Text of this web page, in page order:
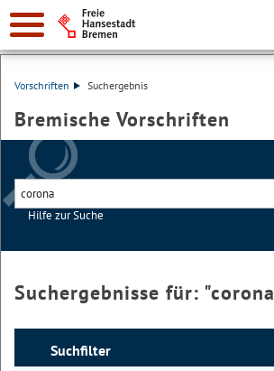
Vorschriften Suchergebnis
Bremische Vorschriften
Hilfe zur Suche
Suchergebnisse für: "corona
Suchfilter